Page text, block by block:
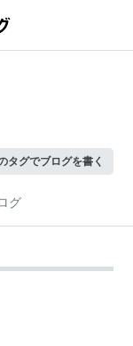
タグでブログを書く
グ